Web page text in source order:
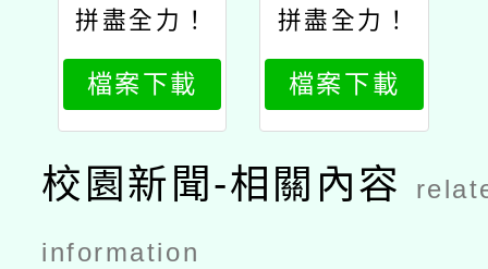
拼盡全力！
選手們的奇
幻冒險
檔案下載
拼盡全力！
選手們的奇
幻冒險1
檔案下載
校園新聞-相關內容
information